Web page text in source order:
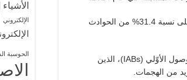
أصبحت الحسابات الصالحة ثاني أكثر مسارات الاختراق شيوعاً، مستحوذةً على نسبة 31.4% من الحوادث
ويشير هذا الارتفاع إلى تزايد أعداد الشركات المستهدفة من قِبل وسطاء الوصول الأوّلي (IABs)، الذين
من الهجمات.
الأشياء
الإلكتروني
الحوسبة